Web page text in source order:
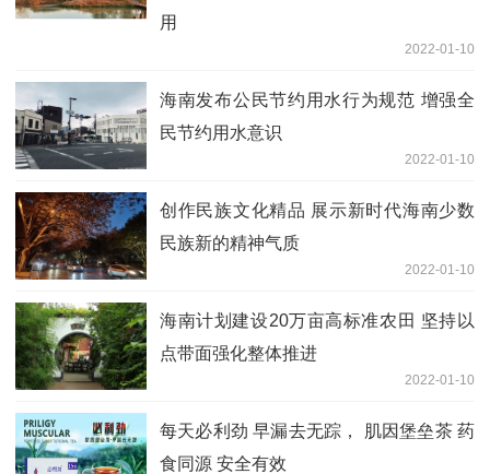
用
2022-01-10
海南发布公民节约用水行为规范 增强全
民节约用水意识
2022-01-10
创作民族文化精品 展示新时代海南少数
民族新的精神气质
2022-01-10
海南计划建设20万亩高标准农田 坚持以
点带面强化整体推进
2022-01-10
每天必利劲 早漏去无踪， 肌因堡垒茶 药
食同源 安全有效